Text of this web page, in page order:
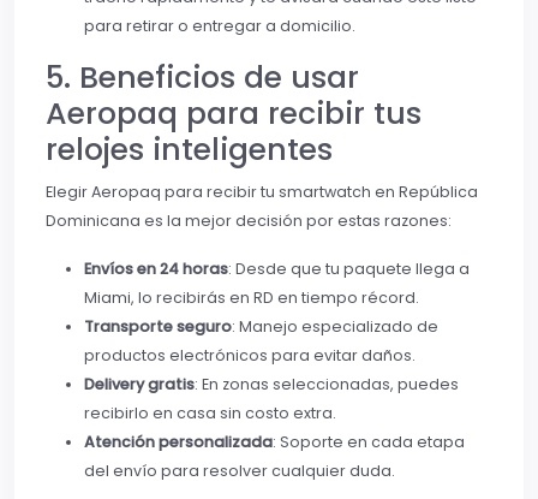
para retirar o entregar a domicilio.
5. Beneficios de usar
Aeropaq para recibir tus
relojes inteligentes
Elegir Aeropaq para recibir tu smartwatch en República
Dominicana es la mejor decisión por estas razones:
Envíos en 24 horas: Desde que tu paquete llega a
Miami, lo recibirás en RD en tiempo récord.
Transporte seguro: Manejo especializado de
productos electrónicos para evitar daños.
Delivery gratis: En zonas seleccionadas, puedes
recibirlo en casa sin costo extra.
Atención personalizada: Soporte en cada etapa
del envío para resolver cualquier duda.